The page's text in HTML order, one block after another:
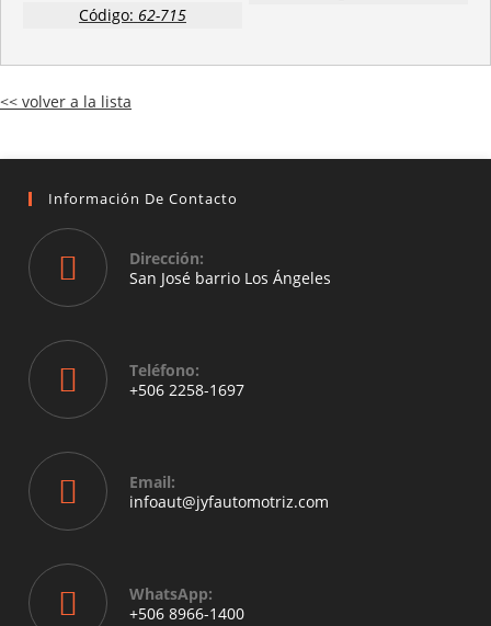
Código: 62-715
<< volver a la lista
Información De Contacto
Dirección:
San José barrio Los Ángeles
new
Teléfono:
+506 2258-1697
application
Email:
infoaut@jyfautomotriz.com
WhatsApp:
+506 8966-1400Opens